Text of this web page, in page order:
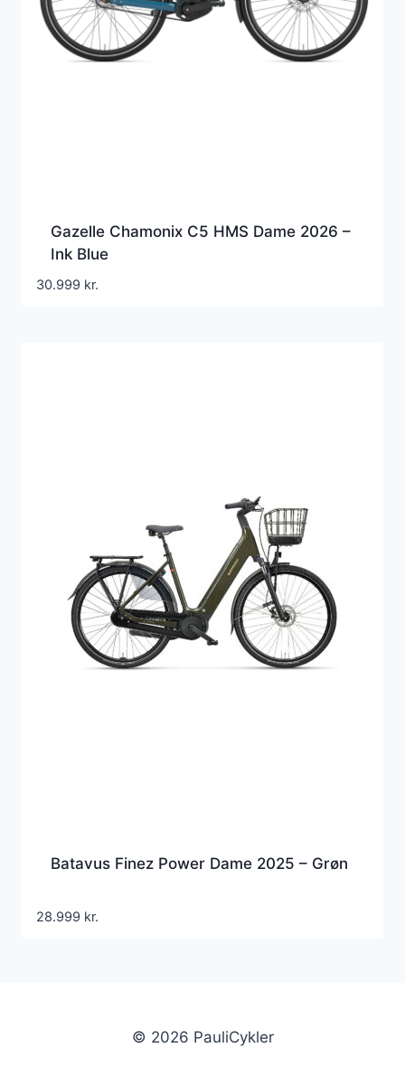
Gazelle Chamonix C5 HMS Dame 2026 –
Ink Blue
30.999 kr.
Batavus Finez Power Dame 2025 – Grøn
28.999 kr.
© 2026 PauliCykler